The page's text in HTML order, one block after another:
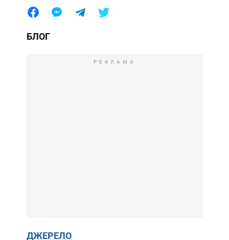
БЛОГ
РЕКЛАМА
ДЖЕРЕЛО